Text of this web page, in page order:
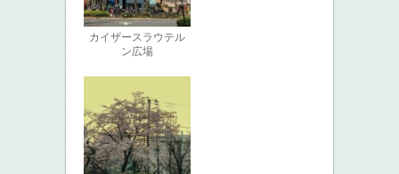
カイザースラウテル
ン広場